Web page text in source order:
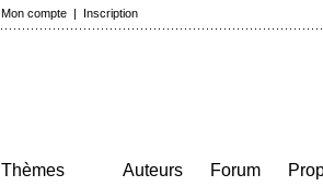
Mon compte | Inscription
Thèmes
Auteurs
Forum